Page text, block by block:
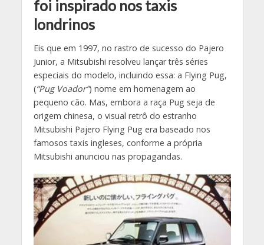
foi inspirado nos taxis
londrinos
Eis que em 1997, no rastro de sucesso do Pajero
Junior, a Mitsubishi resolveu lançar três séries
especiais do modelo, incluindo essa: a Flying Pug,
(“Pug Voador”) nome em homenagem ao
pequeno cão. Mas, embora a raça Pug seja de
origem chinesa, o visual retrô do estranho
Mitsubishi Pajero Flying Pug era baseado nos
famosos taxis ingleses, conforme a própria
Mitsubishi anunciou nas propagandas.